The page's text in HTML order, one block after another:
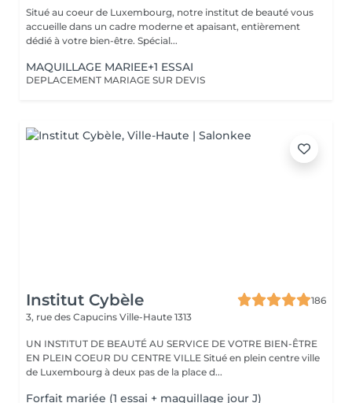
Situé au coeur de Luxembourg, notre institut de beauté vous
accueille dans un cadre moderne et apaisant, entièrement
dédié à votre bien-être. Spécial...
MAQUILLAGE MARIEE+1 ESSAI
DEPLACEMENT MARIAGE SUR DEVIS
Institut Cybèle
186
3, rue des Capucins Ville-Haute 1313
UN INSTITUT DE BEAUTÉ AU SERVICE DE VOTRE BIEN-ÊTRE
EN PLEIN COEUR DU CENTRE VILLE Situé en plein centre ville
de Luxembourg à deux pas de la place d...
Forfait mariée (1 essai + maquillage jour J)